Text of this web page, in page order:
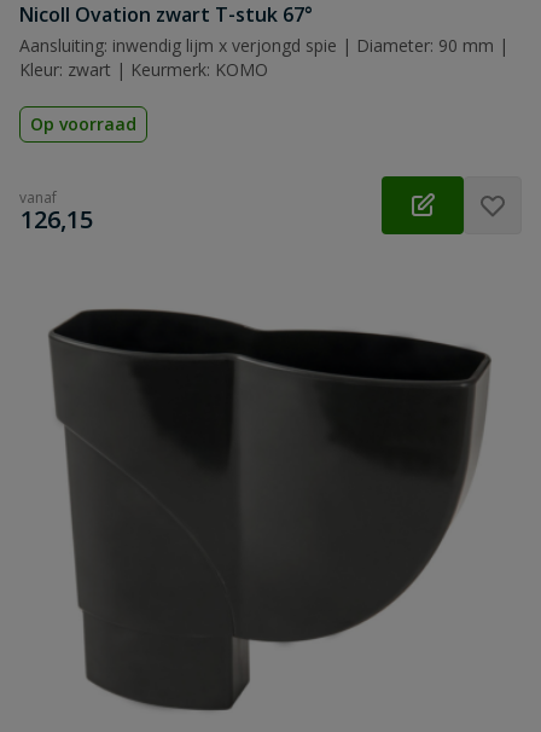
Nicoll Ovation zwart T-stuk 67°
Aansluiting: inwendig lijm x verjongd spie | Diameter: 90 mm |
Kleur: zwart | Keurmerk: KOMO
Op voorraad
vanaf
€
126,15